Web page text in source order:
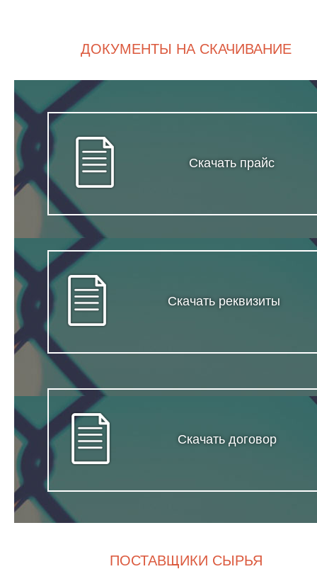
ДОКУМЕНТЫ НА СКАЧИВАНИЕ
Скачать прайс
Скачать реквизиты
Скачать договор
ПОСТАВЩИКИ СЫРЬЯ